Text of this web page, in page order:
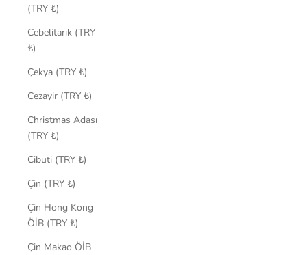
(TRY ₺)
Cebelitarık (TRY
₺)
Çekya (TRY ₺)
Cezayir (TRY ₺)
Christmas Adası
(TRY ₺)
Cibuti (TRY ₺)
Çin (TRY ₺)
Çin Hong Kong
ÖİB (TRY ₺)
Çin Makao ÖİB